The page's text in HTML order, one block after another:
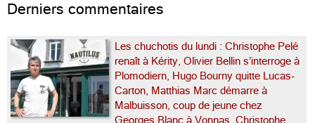
Derniers commentaires
Les chuchotis du lundi : Christophe Pelé
renaît à Kérity, Olivier Bellin s’interroge à
Plomodiern, Hugo Bourny quitte Lucas-
Carton, Matthias Marc démarre à
Malbuisson, coup de jeune chez
Georges Blanc à Vonnas, Christophe